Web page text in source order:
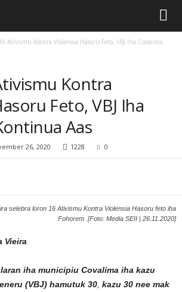
Ativismu Kontra Violensia Hasoru Feto, VBJ Iha Covalima
Kontra
Feto, VBJ Iha
Aas
26, 2020 1228 0
selebra loron 16 Ativismu Kontra Violensia Hasoru feto iha
Fohorem. [Foto: Media SEII | 26.11.2020]
Vieira
iha municipiu Covalima iha kazu
(VBJ) hamutuk 30 kazu 30 nee mak